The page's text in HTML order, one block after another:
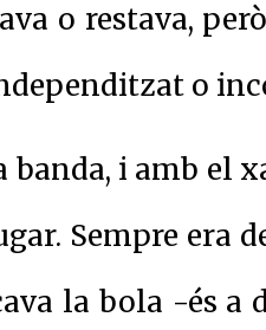
o restava,
o
banda, i amb el
Sempre era
la bola -és a